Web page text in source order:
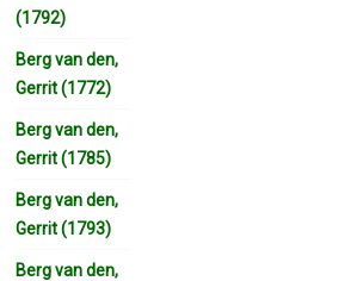
(1792)
Berg van den,
Gerrit (1772)
Berg van den,
Gerrit (1785)
Berg van den,
Gerrit (1793)
Berg van den,